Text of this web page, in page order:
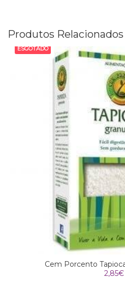
Produtos Relacionados
ESGOTADO
Cem Porcento
2,85€